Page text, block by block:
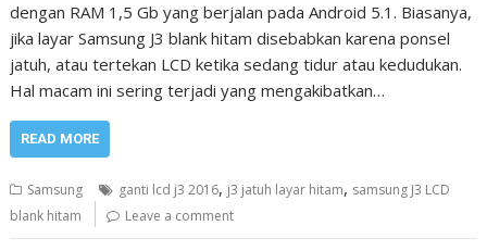
dengan RAM 1,5 Gb yang berjalan pada Android 5.1. Biasanya,
jika layar Samsung J3 blank hitam disebabkan karena ponsel
jatuh, atau tertekan LCD ketika sedang tidur atau kedudukan.
Hal macam ini sering terjadi yang mengakibatkan…
READ MORE
Samsung ganti lcd j3 2016, j3 jatuh layar hitam, samsung J3 LCD
blank hitam
Leave a comment